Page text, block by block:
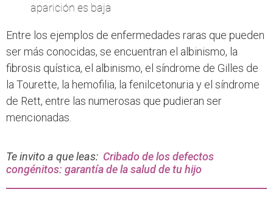
aparición es baja
Entre los ejemplos de enfermedades raras que pueden
ser más conocidas, se encuentran el albinismo, la
fibrosis quística, el albinismo, el síndrome de Gilles de
la Tourette, la hemofilia, la fenilcetonuria y el síndrome
de Rett, entre las numerosas que pudieran ser
mencionadas.
Te invito a que leas: Cribado de los defectos
congénitos: garantía de la salud de tu hijo